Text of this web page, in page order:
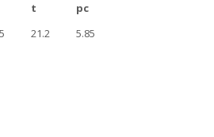
t
pc
21.2 5.85